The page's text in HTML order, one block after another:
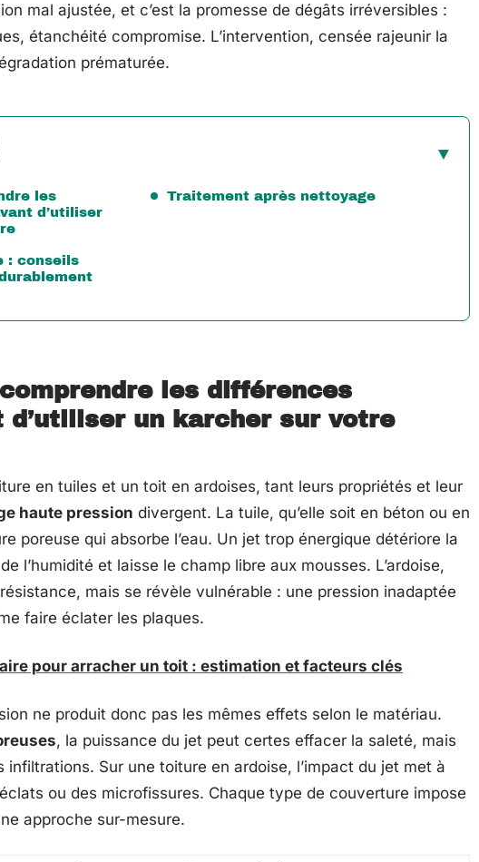
mal ajustée, et c’est la promesse de dégâts irréversibles :
étanchéité compromise. L’intervention, censée rajeunir la
prématurée.
les
d’utiliser
: conseils
Traitement après nettoyage
les différences
un karcher sur votre
en tuiles et un toit en ardoises, tant leurs propriétés et leur
haute pression divergent. La tuile, qu’elle soit en béton ou en
poreuse qui absorbe l’eau. Un jet trop énergique détériore la
l’humidité et laisse le champ libre aux mousses. L’ardoise,
mais se révèle vulnérable : une pression inadaptée
faire éclater les plaques.
pour arracher un toit : estimation et facteurs clés
ne produit donc pas les mêmes effets selon le matériau.
, la puissance du jet peut certes effacer la saleté, mais
Sur une toiture en ardoise, l’impact du jet met à
ou des microfissures. Chaque type de couverture impose
approche sur-mesure.